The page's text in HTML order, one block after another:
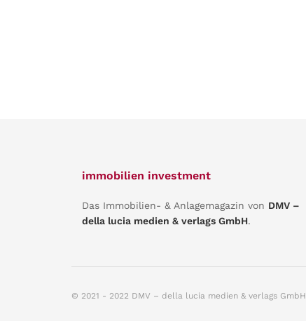
immobilien investment
Das Immobilien- & Anlagemagazin von DMV –
della lucia medien & verlags GmbH.
© 2021 - 2022 DMV – della lucia medien & verlags GmbH